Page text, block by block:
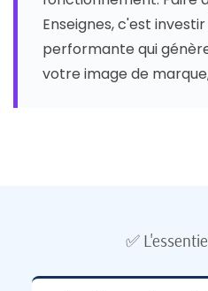
Enseignes, c'est
performante qui
votre image de
✅